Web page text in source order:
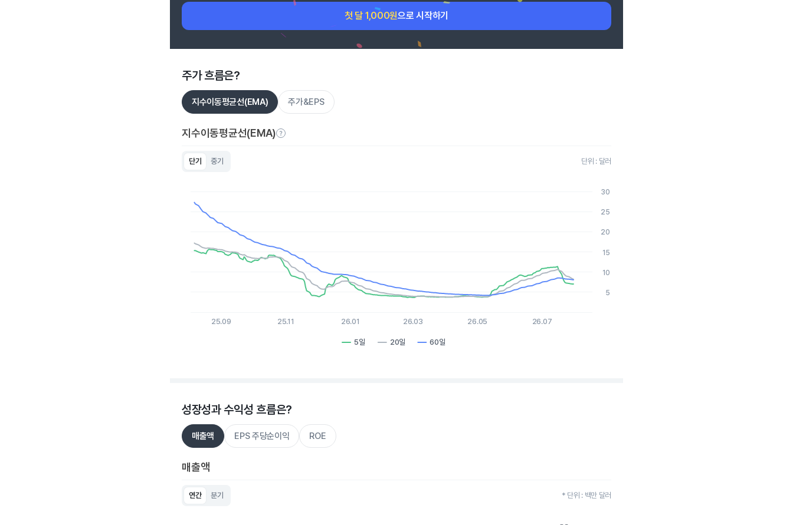
첫 달 1,000원으로 시작하기
주가 흐름은?
지수이동평균선(EMA) 주가&EPS
지수이동평균선(EMA)
단기 중기 단위 : 달러
View as data table, Chart
The chart has 1 X axis displaying Time. Data ranges from 2025-08-06 15:00:00 to 2026-07-30 15:00:00.
The chart has 1 Y axis displaying values. Data ranges from 3.68 to 27.28.
5일 20일 60일
25.09 25.11 26.01 26.03 26.05 26.07
5
10
15
20
25
30
성장성과 수익성 흐름은?
매출액 EPS 주당순이익 ROE
매출액
연간 분기 * 단위 : 백만 달러